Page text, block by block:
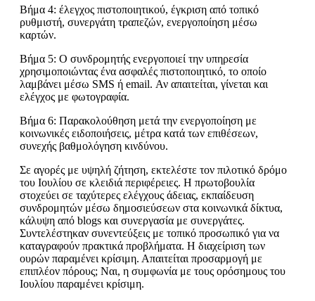
Βήμα 4: έλεγχος πιστοποιητικού, έγκριση από τοπικό
ρυθμιστή, συνεργάτη τραπεζών, ενεργοποίηση μέσω
καρτών.
Βήμα 5: Ο συνδρομητής ενεργοποιεί την υπηρεσία
χρησιμοποιώντας ένα ασφαλές πιστοποιητικό, το οποίο
λαμβάνει μέσω SMS ή email. Αν απαιτείται, γίνεται και
ελέγχος με φωτογραφία.
Βήμα 6: Παρακολούθηση μετά την ενεργοποίηση με
κοινωνικές ειδοποιήσεις, μέτρα κατά των επιθέσεων,
συνεχής βαθμολόγηση κινδύνου.
Σε αγορές με υψηλή ζήτηση, εκτελέστε τον πιλοτικό δρόμο
του Ιουλίου σε κλειδιά περιφέρειες. Η πρωτοβουλία
στοχεύει σε ταχύτερες ελέγχους άδειας, εκπαίδευση
συνδρομητών μέσω δημοσιεύσεων στα κοινωνικά δίκτυα,
κάλυψη από blogs και συνεργασία με συνεργάτες.
Συντελέστηκαν συνεντεύξεις με τοπικό προσωπικό για να
καταγραφούν πρακτικά προβλήματα. Η διαχείριση των
ουρών παραμένει κρίσιμη. Απαιτείται προσαρμογή με
επιπλέον πόρους; Ναι, η συμφωνία με τους ορόσημους του
Ιουλίου παραμένει κρίσιμη.